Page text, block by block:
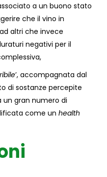
a un buono stato
che il vino in
altri che invece
negativi per il
’, accompagnata dal
di sostanze percepite
gran numero di
come un health